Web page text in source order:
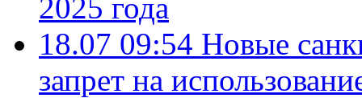
2025 года
18.07 09:54 Новые
запрет на